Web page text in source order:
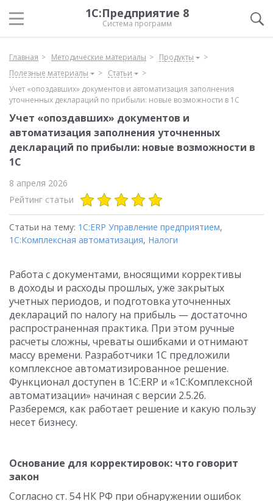
1С:Предприятие 8
Система программ
Главная Методические материалы
Продукты
Полезные материалы
Статьи
Учет «опоздавших» документов и автоматизация заполнения
уточненных деклараций по прибыли: новые возможности в 1С
Учет «опоздавших» документов и
автоматизация заполнения уточненных
деклараций по прибыли: новые возможности в
1С
8 апреля 2026
Рейтинг статьи
Статьи на тему: 1С:ERP Управление предприятием,
1С:Комплексная автоматизация, Налоги
Работа с документами, вносящими коррективы
в доходы и расходы прошлых, уже закрытых
учетных периодов, и подготовка уточненных
деклараций по налогу на прибыль — достаточно
распространенная практика. При этом ручные
расчеты сложны, чреваты ошибками и отнимают
массу времени. Разработчики 1С предложили
комплексное автоматизированное решение.
Функционал доступен в 1С:ERP и «1С:Комплексной
автоматизации» начиная с версии 2.5.26.
Разберемся, как работает решение и какую пользу
несет бизнесу.
Основание для корректировок: что говорит
закон
Согласно ст. 54 НК РФ при обнаружении ошибок